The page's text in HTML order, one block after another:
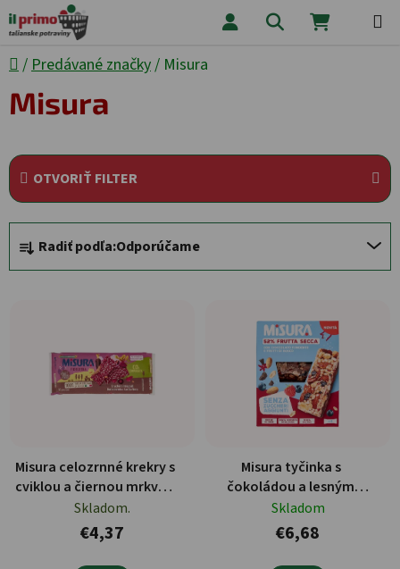
Prejsť na obsah Hľadať
Domov
/ Predávané značky/ Misura
Misura
OTVORIŤ FILTER
Radenie produktov
Radiť podľa:Odporúčame
Misura celozrnné krekry s
cviklou a čiernou mrkvou
384g
Skladom.
€4,37
Misura tyčinka s
čokoládou a lesným
ovocím 4 x 30 g
Skladom
€6,68